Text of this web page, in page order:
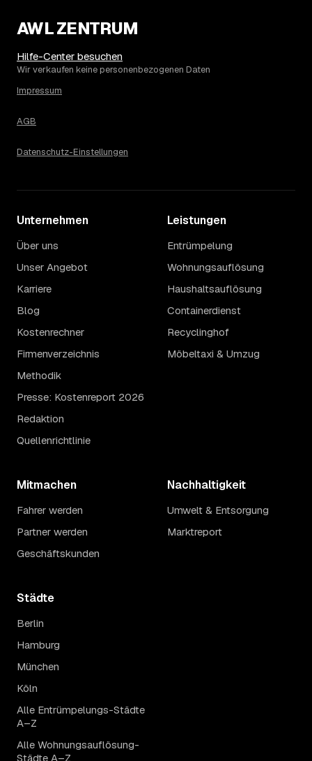
AWL ZENTRUM
Hilfe-Center besuchen
Wir verkaufen keine personenbezogenen Daten
Impressum
AGB
Datenschutz-Einstellungen
Unternehmen
Über uns
Unser Angebot
Karriere
Blog
Kostenrechner
Firmenverzeichnis
Methodik
Presse: Kostenreport 2026
Redaktion
Quellenrichtlinie
Leistungen
Entrümpelung
Wohnungsauflösung
Haushaltsauflösung
Containerdienst
Recyclinghof
Möbeltaxi & Umzug
Mitmachen
Fahrer werden
Partner werden
Geschäftskunden
Nachhaltigkeit
Umwelt & Entsorgung
Marktreport
Städte
Berlin
Hamburg
München
Köln
Alle Entrümpelungs-Städte
A–Z
Alle Wohnungsauflösung-
Städte A–Z